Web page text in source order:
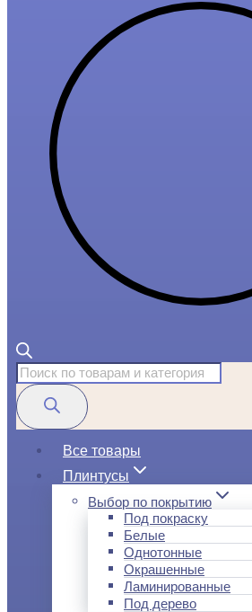
Поиск
товаров
Все товары
Плинтусы
Выбор по покрытию
Под покраску
Белые
Однотонные
Окрашенные
Ламинированные
Под дерево